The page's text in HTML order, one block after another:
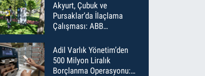
Akyurt, Çubuk ve
Pursaklar’da İlaçlama
Çalışması: ABB
İlaçladı
Adil Varlık Yönetim’den
500 Milyon Liralık
Borçlanma Operasyonu: